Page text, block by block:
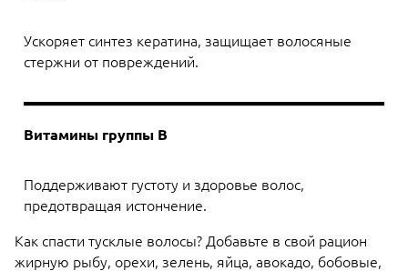
Ускоряет синтез кератина, защищает волосяные
стержни от повреждений.
Витамины группы B
Поддерживают густоту и здоровье волос,
предотвращая истончение.
Как спасти тусклые волосы? Добавьте в свой рацион
жирную рыбу, орехи, зелень, яйца, авокадо, бобовые,